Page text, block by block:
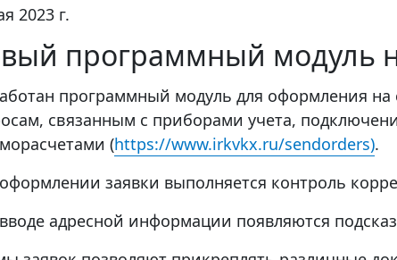
СОПРОВОЖДЕНИЕ САЙТОВ
КОНТЕНТОМ
АУДИТ САЙТОВ
СИСТЕМНОЕ СОПРОВОЖДЕНИЕ
САЙТОВ
НАПОЛНЕНИЕ САЙТА
КОНТЕНТОМ
АУДИТ САЙТОВ
ЗАДАТЬ
2023 г.
программный модуль
программный модуль для оформления
связанным с приборами учета,
(https://www.irkvkx.ru/sendorders).
заявки выполняется контроль
адресной информации появляются